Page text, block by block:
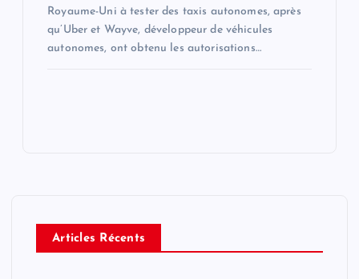
Royaume-Uni à tester des taxis autonomes, après
qu’Uber et Wayve, développeur de véhicules
autonomes, ont obtenu les autorisations…
Articles Récents